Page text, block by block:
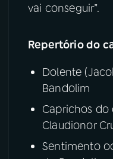
vai conseguir”.
Repertório do
Dolente
Bandolim
Caprichos do
Claudionor
Sentimento